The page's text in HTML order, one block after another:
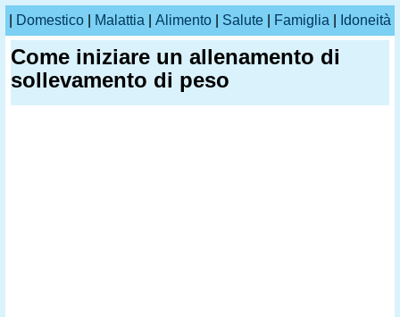
Domestico Malattia Alimento Salute Famiglia Idoneità
Come iniziare un allenamento di
sollevamento di peso